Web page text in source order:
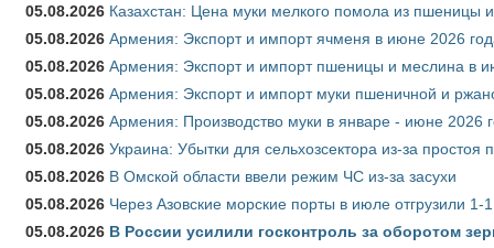
05.08.2026 Казахстан: Цена муки мелкого помола из пшеницы
05.08.2026 Армения: Экспорт и импорт ячменя в июне 2026
05.08.2026 Армения: Экспорт и импорт пшеницы и меслина в
05.08.2026 Армения: Экспорт и импорт муки пшеничной и
05.08.2026 Армения: Производство муки в январе - июне 2026
05.08.2026 Украина: Убытки для сельхозсектора из-за простоя
05.08.2026 В Омской области ввели режим ЧС из-за засухи
05.08.2026 Через Азовские морские порты в июле отгрузили
05.08.2026 В России усилили госконтроль за оборотом